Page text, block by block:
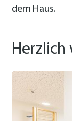
dem Haus.
Herzlich